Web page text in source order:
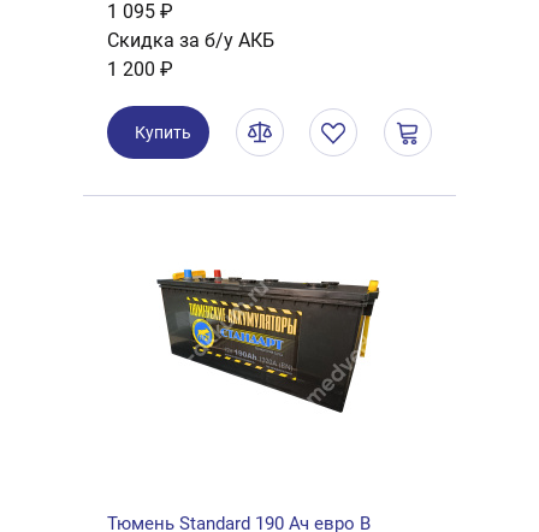
1 095 ₽
Скидка за б/у АКБ
1 200 ₽
Купить
Тюмень Standard 190 Ач евро B